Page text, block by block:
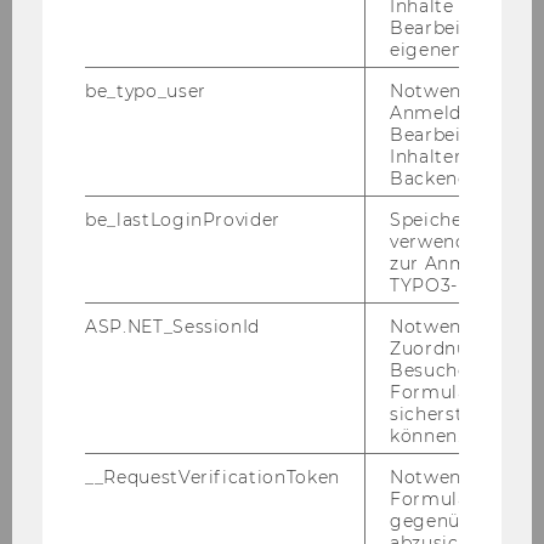
Team Prof. Fuchs
Claudia Fuchs
David Bodingbauer
Irene Kristler
Inhalte oder zur
Bearbeitung des
eigenen Profils.
be_typo_user
Notwendig für
Anmeldung und
Bearbeitung von
Inhalten im
Backend.
be_lastLoginProvider
Speichert die
verwendete
zur Anmeldung
TYPO3-Backend.
ASP.NET_SessionId
Notwendig, um
Zuordnung von
Besucher zu
sicherstellen zu
können.
__RequestVerificationToken
Notwendig, um
gegenüber